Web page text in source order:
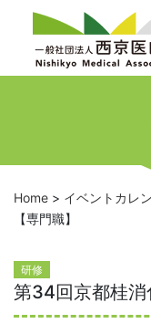
content
Home > イベントカレ
【専門職】
研修
第34回京都桂消